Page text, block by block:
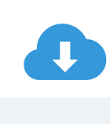
content